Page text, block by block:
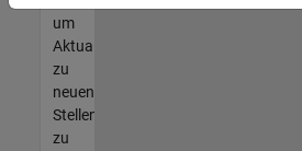
um
Aktualisierungen
zu
neuen
Stellenangeboten
zu